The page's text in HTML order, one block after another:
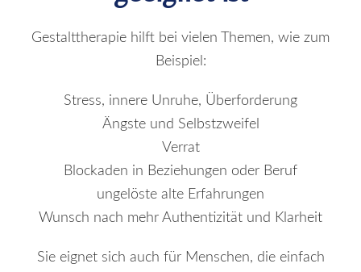
Gestalttherapie hilft bei vielen Themen, wie zum
Beispiel:
Stress, innere Unruhe, Überforderung
Ängste und Selbstzweifel
Verrat
Blockaden in Beziehungen oder Beruf
ungelöste alte Erfahrungen
Wunsch nach mehr Authentizität und Klarheit
Sie eignet sich auch für Menschen, die einfach